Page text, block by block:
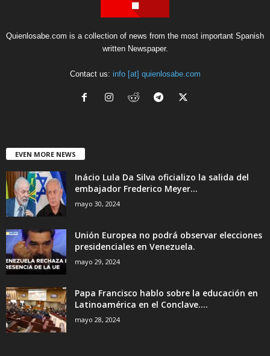
Quienlosabe.com is a collection of news from the most important Spanish
written Newspaper.
Contact us: info [at] quienlosabe.com
EVEN MORE NEWS
Inácio Lula Da Silva oficializo la salida del
embajador Frederico Meyer...
mayo 30, 2024
Unión Europea no podrá observar elecciones
presidenciales en Venezuela.
mayo 29, 2024
Papa Francisco hablo sobre la educación en
Latinoamérica en el Conclave....
mayo 28, 2024